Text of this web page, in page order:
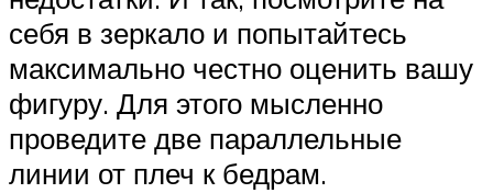
себя в зеркало и попытайтесь
максимально честно оценить вашу
фигуру. Для этого мысленно
проведите две параллельные
линии от плеч к бедрам.